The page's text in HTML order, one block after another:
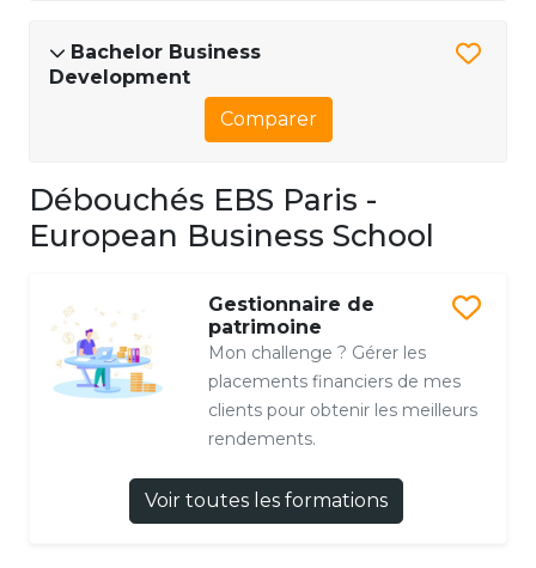
Bachelor Business
Development
Comparer
Débouchés EBS Paris -
European Business School
Gestionnaire de
patrimoine
Mon challenge ? Gérer les
placements financiers de mes
clients pour obtenir les meilleurs
rendements.
Voir toutes les formations